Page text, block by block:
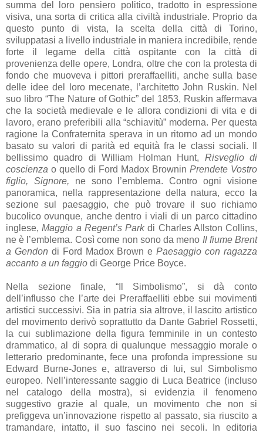
summa del loro pensiero politico, tradotto in espressione
visiva, una sorta di critica alla civiltà industriale. Proprio da
questo punto di vista, la scelta della città di Torino,
sviluppatasi a livello industriale in maniera incredibile, rende
forte il legame della città ospitante con la città di
provenienza delle opere, Londra, oltre che con la protesta di
fondo che muoveva i pittori preraffaelliti, anche sulla base
delle idee del loro mecenate, l’architetto John Ruskin. Nel
suo libro “The Nature of Gothic” del 1853, Ruskin affermava
che la società medievale e le allora condizioni di vita e di
lavoro, erano preferibili alla “schiavitù” moderna. Per questa
ragione la Confraternita sperava in un ritorno ad un mondo
basato su valori di parità ed equità fra le classi sociali. Il
bellissimo quadro di William Holman Hunt, Risveglio di
coscienza o quello di Ford Madox Brownin Prendete Vostro
figlio, Signore, ne sono l’emblema. Contro ogni visione
panoramica, nella rappresentazione della natura, ecco la
sezione sul paesaggio, che può trovare il suo richiamo
bucolico ovunque, anche dentro i viali di un parco cittadino
inglese,Maggio a Regent’s Parkdi Charles Allston Collins,
ne è l’emblema. Così come non sono da meno Il fiume Brent
a Gendon di Ford Madox Brown ePaesaggio con ragazza
accanto a un faggio di George Price Boyce.
Nella sezione finale, “Il Simbolismo”, si dà conto
dell’influsso che l’arte dei Preraffaelliti ebbe sui movimenti
artistici successivi. Sia in patria sia altrove, il lascito artistico
del movimento derivò soprattutto da Dante Gabriel Rossetti,
la cui sublimazione della figura femminile in un contesto
drammatico, al di sopra di qualunque messaggio morale o
letterario predominante, fece una profonda impressione su
Edward Burne-Jones e, attraverso di lui, sul Simbolismo
europeo. Nell’interessante saggio di Luca Beatrice (incluso
nel catalogo della mostra), si evidenzia il fenomeno
suggestivo grazie al quale, un movimento che non si
prefiggeva un’innovazione rispetto al passato, sia riuscito a
tramandare, intatto, il suo fascino nei secoli. In editoria